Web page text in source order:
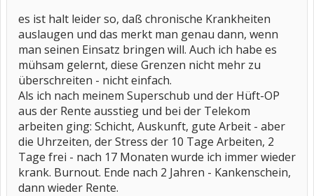
es ist halt leider so, daß chronische Krankheiten
auslaugen und das merkt man genau dann, wenn
man seinen Einsatz bringen will. Auch ich habe es
mühsam gelernt, diese Grenzen nicht mehr zu
überschreiten - nicht einfach.
Als ich nach meinem Superschub und der Hüft-OP
aus der Rente ausstieg und bei der Telekom
arbeiten ging: Schicht, Auskunft, gute Arbeit - aber
die Uhrzeiten, der Stress der 10 Tage Arbeiten, 2
Tage frei - nach 17 Monaten wurde ich immer wieder
krank. Burnout. Ende nach 2 Jahren - Kankenschein,
dann wieder Rente.